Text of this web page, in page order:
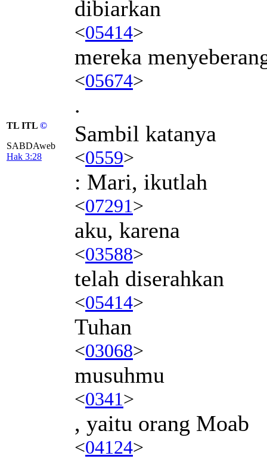
dibiarkan
<05414>
mereka
<05674>
.
TL ITL ©
SABDAweb
Hak 3:28
Sambil katanya
<0559>
: Mari, ikutlah
<07291>
aku, karena
<03588>
telah diserahkan
<05414>
Tuhan
<03068>
musuhmu
<0341>
, yaitu orang Moab
<04124>